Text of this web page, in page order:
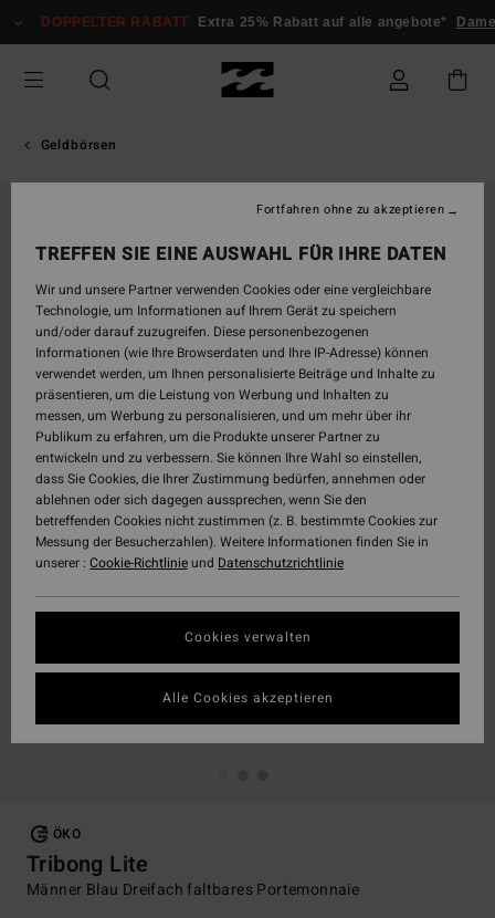
zur
springen
DOPPELTER RABATT Extra 25% Rabatt auf alle angebote* Damen
Geldbörsen
ÖKO
Tribong Lite
Männer Blau Dreifach faltbares Portemonnaie
TREFFEN SIE EINE AUSWAHL FÜR IHRE DATEN
Wir und unsere Partner verwenden Cookies oder eine vergleichbare
Technologie, um Informationen auf Ihrem Gerät zu speichern
und/oder darauf zuzugreifen. Diese personenbezogenen
Informationen (wie Ihre Browserdaten und Ihre IP-Adresse) können
verwendet werden, um Ihnen personalisierte Beiträge und Inhalte zu
präsentieren, um die Leistung von Werbung und Inhalten zu
messen, um Werbung zu personalisieren, und um mehr über ihr
Publikum zu erfahren, um die Produkte unserer Partner zu
entwickeln und zu verbessern. Sie können Ihre Wahl so einstellen,
dass Sie Cookies, die Ihrer Zustimmung bedürfen, annehmen oder
ablehnen oder sich dagegen aussprechen, wenn Sie den
betreffenden Cookies nicht zustimmen (z. B. bestimmte Cookies zur
Messung der Besucherzahlen). Weitere Informationen finden Sie in
unserer : Cookie-Richtlinieund Datenschutzrichtlinie
Cookies verwalten
Fortfahren ohne zu akzeptieren
Alle Cookies akzeptieren